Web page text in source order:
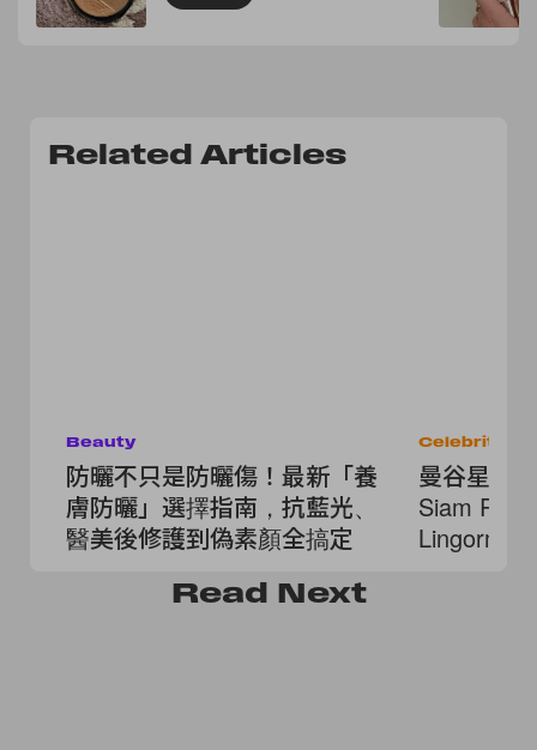
Related Articles
Beauty
防曬不只是防曬傷！最新「養
膚防曬」選擇指南，抗藍光、
醫美後修護到偽素顏全搞定
Celebrities
曼谷星光
Siam
Lingorm
Read Next